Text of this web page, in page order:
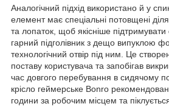
Аналогічний підхід використано й у
елемент має спеціальні потовщені
та лопаток, щоб якісніше
гарний підголівник з дещо випуклою
технологічний отвір під ним. Це
поставу користувача та запобігав
час довгого перебування в сидячому
крісло геймерське Bonro
години за робочим місцем та